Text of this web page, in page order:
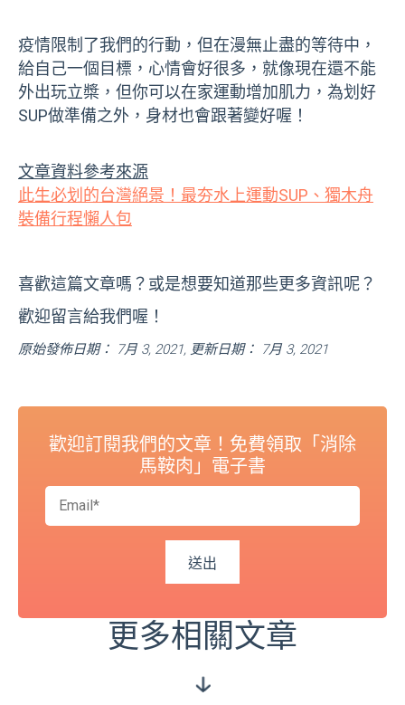
疫情限制了我們的行動，但在漫無止盡的等待中，
給自己一個目標，心情會好很多，就像現在還不能
外出玩立槳，但你可以在家運動增加肌力，為划好
SUP做準備之外，身材也會跟著變好喔！
文章資料參考來源
此生必划的台灣絕景！最夯水上運動SUP、獨木舟
裝備行程懶人包
喜歡這篇文章嗎？或是想要知道那些更多資訊呢？
歡迎留言給我們喔！
原始發佈日期： 7月 3, 2021, 更新日期： 7月 3, 2021
歡迎訂閱我們的文章！免費領取「消除
馬鞍肉」電子書
更多相關文章